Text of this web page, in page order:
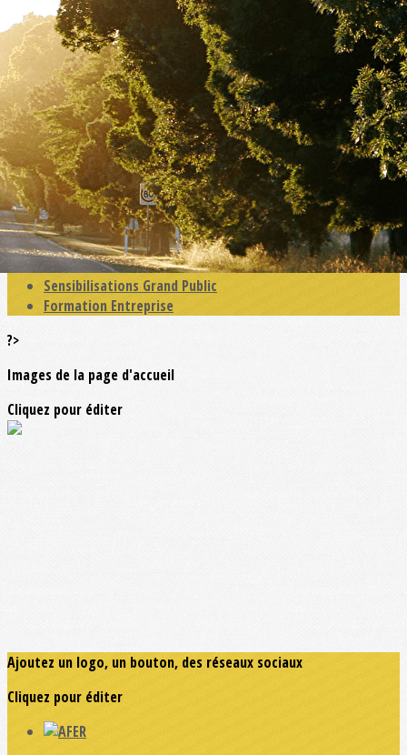
Exporter les lignes sélectionnées
Exporter toutes les colonnes
Exporter uniquement les colonnes affichées
Menu
<
>
Actualités
Education Primaire
Education Collège - MFR
Education Lycées -CFA
Enseignement Supérieur
Sensibilisation Séniors
Sensibilisations Grand Public
Formation Entreprise
?>
Images de la page d'accueil
Cliquez pour éditer
Ajoutez un logo, un bouton, des réseaux sociaux
Cliquez pour éditer